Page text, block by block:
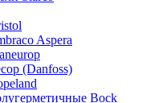
Aspera
(Danfoss)
Bock